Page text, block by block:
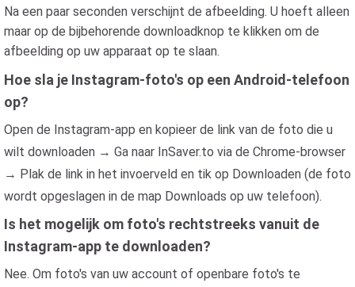
Na een paar seconden verschijnt de afbeelding. U hoeft alleen
maar op de bijbehorende downloadknop te klikken om de
afbeelding op uw apparaat op te slaan.
Hoe sla je Instagram-foto's op een Android-telefoon
op?
Open de Instagram-app en kopieer de link van de foto die u
wilt downloaden → Ga naar InSaver.to via de Chrome-browser
→ Plak de link in het invoerveld en tik op Downloaden (de foto
wordt opgeslagen in de map Downloads op uw telefoon).
Is het mogelijk om foto's rechtstreeks vanuit de
Instagram-app te downloaden?
Nee. Om foto's van uw account of openbare foto's te